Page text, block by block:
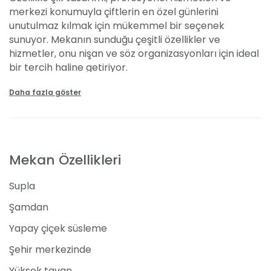
merkezi konumuyla çiftlerin en özel günlerini
unutulmaz kılmak için mükemmel bir seçenek
sunuyor. Mekanın sunduğu çeşitli özellikler ve
hizmetler, onu nişan ve söz organizasyonları için ideal
bir tercih haline getiriyor.
Mekan Özellikleri
dekorasyonuyla dikkat çekerken ferah bir atmosfer
seçenekleriyle misafirlerine esneklik sağlıyor.
Maksimum 120 kişiye kadar misafir ağırlayabilen
organizasyonlar için uygun bir alan sunuyor.
Daha fazla göster
Mekan Özellikleri
Supla
Şamdan
Yapay çiçek süsleme
Şehir merkezinde